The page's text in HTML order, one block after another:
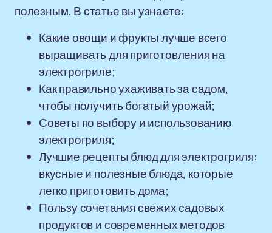
полезным. В статье вы узнаете:
Какие овощи и фрукты лучше всего
выращивать для приготовления на
электрогриле;
Как правильно ухаживать за садом,
чтобы получить богатый урожай;
Советы по выбору и использованию
электрогриля;
Лучшие рецепты блюд для электрогриля:
вкусные и полезные блюда, которые
легко приготовить дома;
Пользу сочетания свежих садовых
продуктов и современных методов